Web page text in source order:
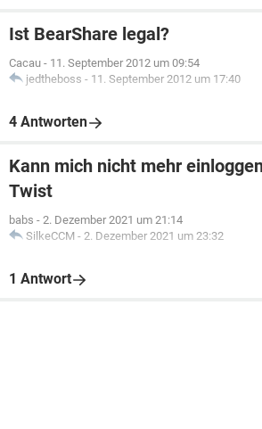
Ist BearShare legal?
Cacau - 11. September 2012 um 09:54
jedtheboss - 11. September 2012 um 17:40
4 Antworten
Kann mich nicht mehr
Twist
babs - 2. Dezember 2021 um 21:14
SilkeCCM - 2. Dezember 2021 um 23:32
1 Antwort